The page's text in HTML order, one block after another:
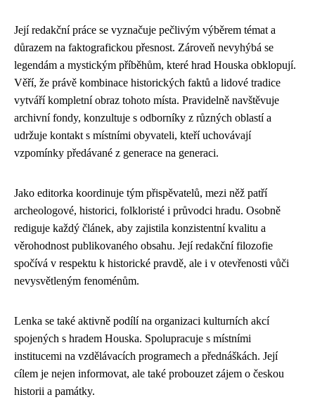
Její redakční práce se vyznačuje pečlivým výběrem témat a
důrazem na faktografickou přesnost. Zároveň nevyhýbá se
legendám a mystickým příběhům, které hrad Houska obklopují.
Věří, že právě kombinace historických faktů a lidové tradice
vytváří kompletní obraz tohoto místa. Pravidelně navštěvuje
archivní fondy, konzultuje s odborníky z různých oblastí a
udržuje kontakt s místními obyvateli, kteří uchovávají
vzpomínky předávané z generace na generaci.
Jako editorka koordinuje tým přispěvatelů, mezi něž patří
archeologové, historici, folkloristé i průvodci hradu. Osobně
rediguje každý článek, aby zajistila konzistentní kvalitu a
věrohodnost publikovaného obsahu. Její redakční filozofie
spočívá v respektu k historické pravdě, ale i v otevřenosti vůči
nevysvětleným fenoménům.
Lenka se také aktivně podílí na organizaci kulturních akcí
spojených s hradem Houska. Spolupracuje s místními
institucemi na vzdělávacích programech a přednáškách. Její
cílem je nejen informovat, ale také probouzet zájem o českou
historii a památky.